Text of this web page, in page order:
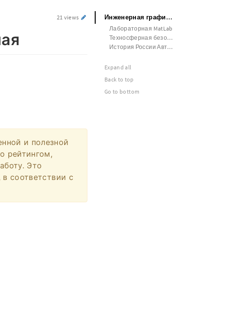
21 views
и полезной
рейтингом,
Это
соответствии с
Инженерная графика Лабораторная
Лабораторная MatLab
Техносферная безопасность
История России Автореферат
Expand all
Back to top
Go to bottom